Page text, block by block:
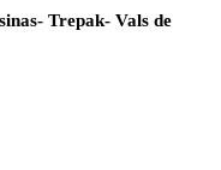
Trepak- Vals de